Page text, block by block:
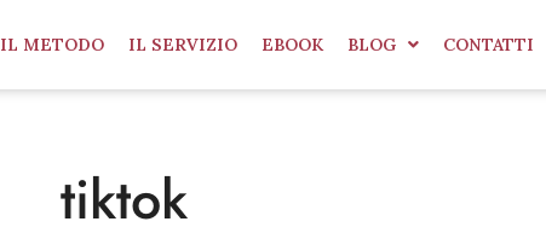
IL METODO IL SERVIZIO EBOOK BLOG CONTATTI
tiktok